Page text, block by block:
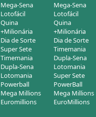
Mega-Sena
Lotofácil
Quina
+Milionária
Dia de Sorte
Super Sete
Timemania
Dupla-Sena
Lotomania
Powerball
Mega Millions
Euromillions
Mega-Sena
Lotofácil
Quina
+Milionária
Dia de Sorte
Timemania
Dupla-Sena
Lotomania
Super Sete
PowerBall
Mega Millions
EuroMillions